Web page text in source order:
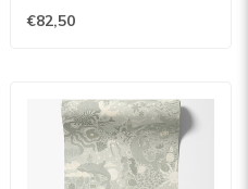
29028
€82,50